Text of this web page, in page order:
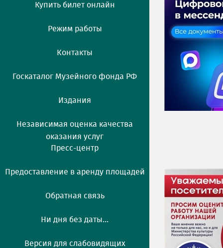
Купить билет онлайн
Режим работы
Контакты
Госкаталог Музейного фонда РФ
Издания
Независимая оценка качества
оказания услуг
Пресс-центр
Предоставление в аренду площадей
Обратная связь
Ни дня без даты...
Версия для слабовидящих